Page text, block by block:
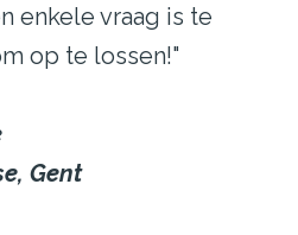
enkele vraag is te
op te lossen!"
Gent